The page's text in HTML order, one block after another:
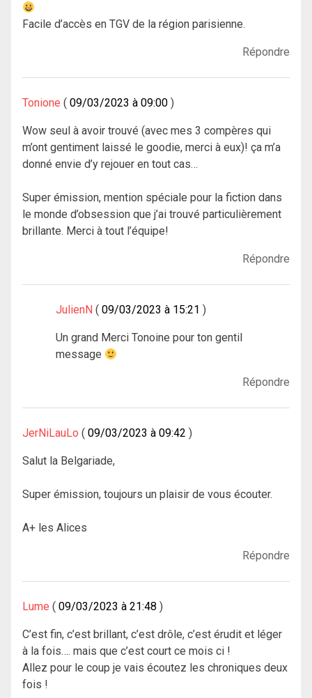
Facile d’accès en TGV de la région parisienne.
Répondre
Tonione 09/03/2023 à 09:00
Wow seul à avoir trouvé (avec mes 3 compères qui
m’ont gentiment laissé le goodie, merci à eux)! ça m’a
donné envie d’y rejouer en tout cas…
Super émission, mention spéciale pour la fiction dans
le monde d’obsession que j’ai trouvé particulièrement
brillante. Merci à tout l’équipe!
Répondre
JulienN 09/03/2023 à 15:21
Un grand Merci Tonoine pour ton gentil
message
Répondre
JerNiLauLo 09/03/2023 à 09:42
Salut la Belgariade,
Super émission, toujours un plaisir de vous écouter.
A+ les Alices
Répondre
Lume 09/03/2023 à 21:48
C’est fin, c’est brillant, c’est drôle, c’est érudit et léger
à la fois…. mais que c’est court ce mois ci !
Allez pour le coup je vais écoutez les chroniques deux
fois !